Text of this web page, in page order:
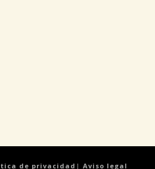
de privacidad | Aviso legal